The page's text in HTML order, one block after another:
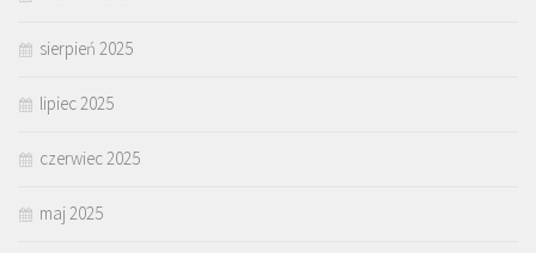
sierpień 2025
lipiec 2025
czerwiec 2025
maj 2025